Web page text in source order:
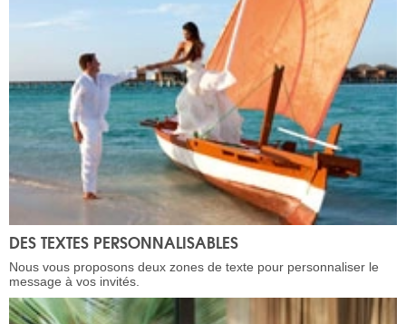
DES TEXTES PERSONNALISABLES
Nous vous proposons deux zones de texte pour personnaliser le
message à vos invités.